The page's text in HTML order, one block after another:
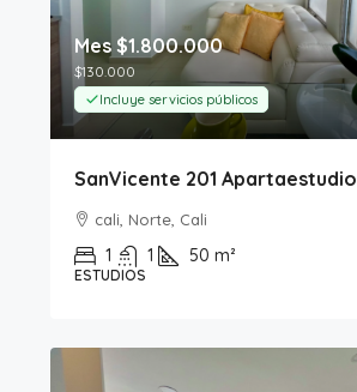
Mes $1.800.000
$130.000
Incluye servicios públicos
SanVicente 201 Apartaestudio
cali, Norte, Cali
1 1 50 m²
ESTUDIOS